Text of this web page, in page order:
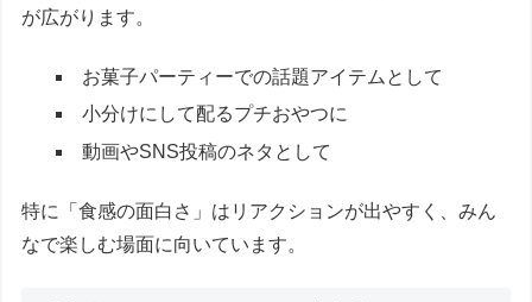
が広がります。
お菓子パーティーでの話題アイテムとして
小分けにして配るプチおやつに
動画やSNS投稿のネタとして
特に「食感の面白さ」はリアクションが出やすく、みん
なで楽しむ場面に向いています。